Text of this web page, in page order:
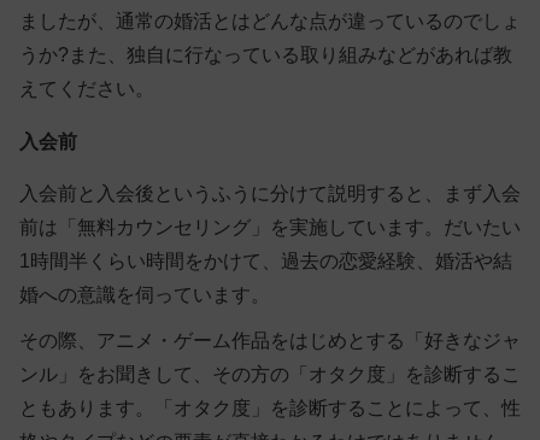
ましたが、通常の婚活とはどんな点が違っているのでしょ
うか?また、独自に行なっている取り組みなどがあれば教
えてください。
入会前
入会前と入会後というふうに分けて説明すると、まず入会
前は「無料カウンセリング」を実施しています。だいたい
1時間半くらい時間をかけて、過去の恋愛経験、婚活や結
婚への意識を伺っています。
その際、アニメ・ゲーム作品をはじめとする「好きなジャ
ンル」をお聞きして、その方の「オタク度」を診断するこ
ともあります。「オタク度」を診断することによって、性